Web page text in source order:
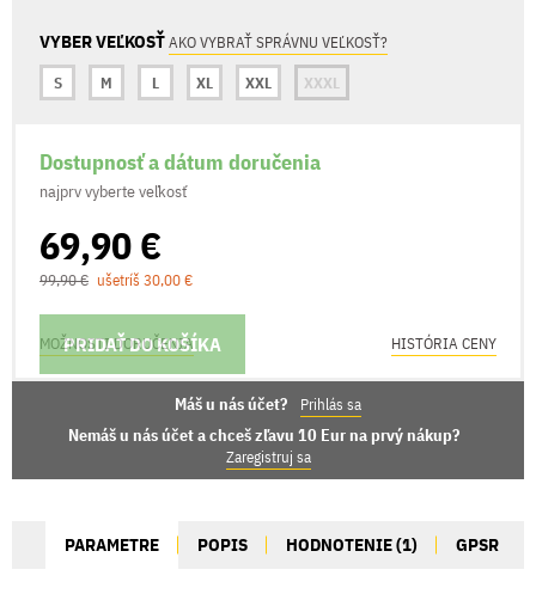
VYBER VEĽKOSŤAKO VYBRAŤ SPRÁVNU VEĽKOSŤ?
S
M L XL XXL XXXL
Dostupnosť a dátum doručenia
najprv vyberte veľkosť
69,90 €
99,90 € ušetríš 30,00 €
PRIDAŤ DO KOŠÍKA
MOŽNOSTI DORUČENIA HISTÓRIA CENY
Máš u nás účet? Prihlás sa
Nemáš u nás účet a chceš zľavu 10 Eur na prvý nákup?
Zaregistruj sa
PARAMETRE POPIS HODNOTENIE (1) GPSR